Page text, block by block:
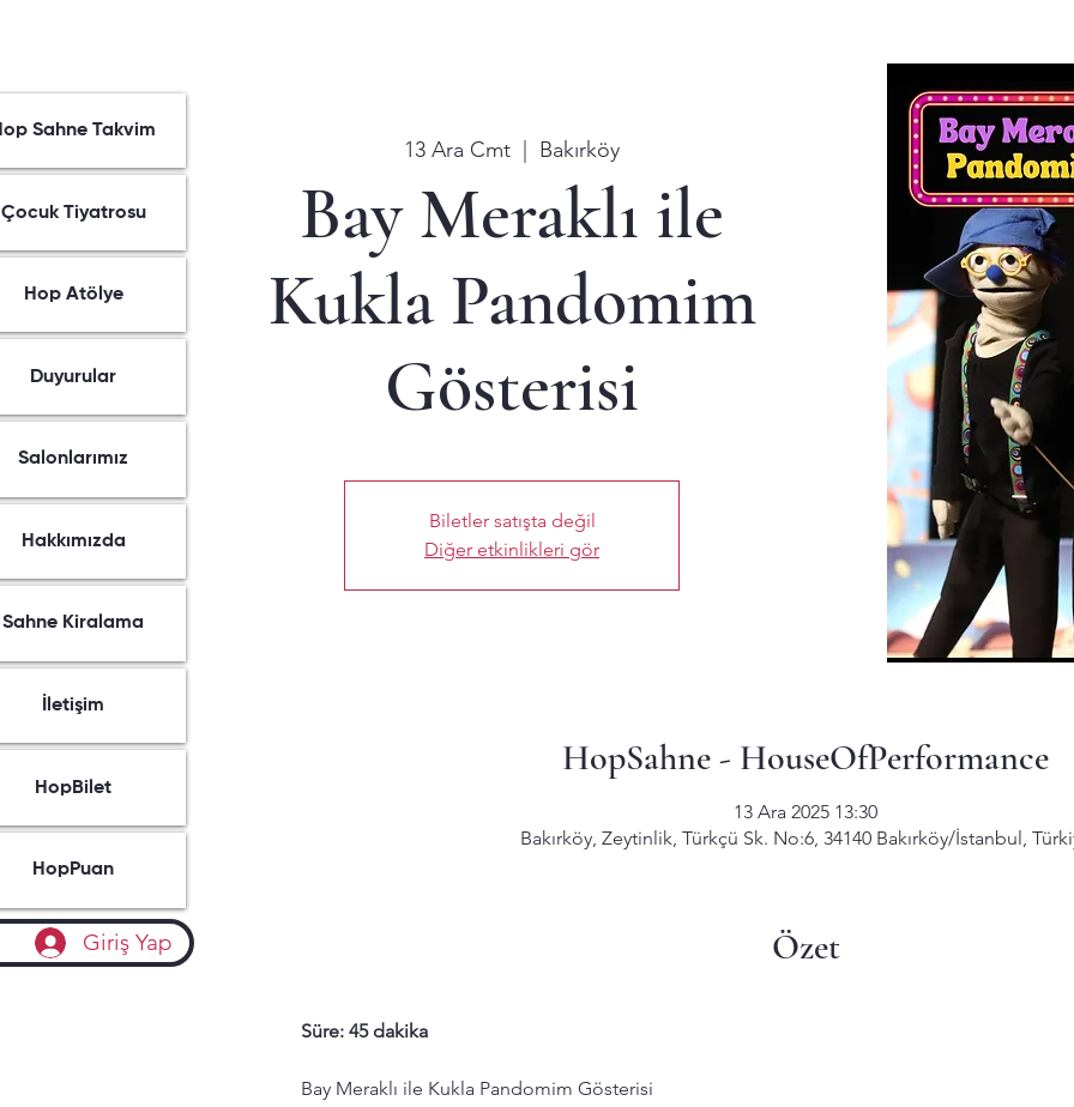
13 Ara Cmt
  |
Bakırköy
Bay Meraklı ile
Kukla Pandomim
Gösterisi
Biletler satışta değil
Diğer etkinlikleri gör
HopSahne - HouseOfPerformance
13 Ara 2025 13:30
Bakırköy, Zeytinlik, Türkçü Sk. No:6, 34140 Bakırköy/İstanbul,
Özet
Süre: 45 dakika
Bay Meraklı ile Kukla Pandomim Gösterisi
Sahne Takvim
Çocuk Tiyatrosu
Hop Atölye
Duyurular
Salonlarımız
Hakkımızda
Sahne Kiralama
İletişim
HopBilet
HopPuan
Giriş Yap